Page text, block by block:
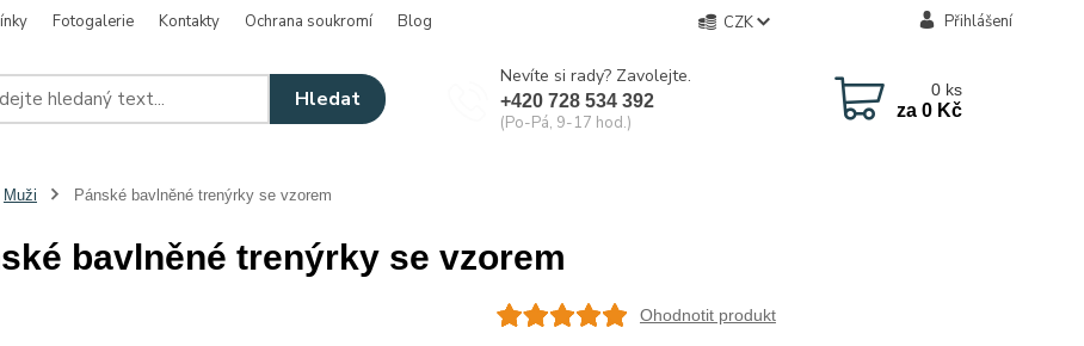
Fotogalerie Kontakty Ochrana soukromí Blog CZK Přihlášení
Hledat
Nevíte si rady? Zavolejte.
+420 728 534 392
(Po-Pá, 9-17 hod.)
0 ks
za 0 Kč
Muži Pánské bavlněné trenýrky se vzorem
bavlněné trenýrky se vzorem
Ohodnotit produkt